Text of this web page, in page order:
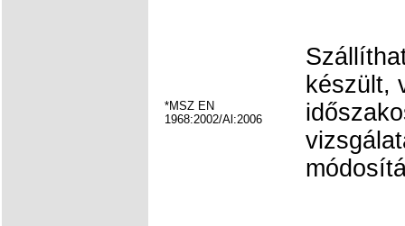
*MSZ EN
1968:2002/Al:2006
készült,